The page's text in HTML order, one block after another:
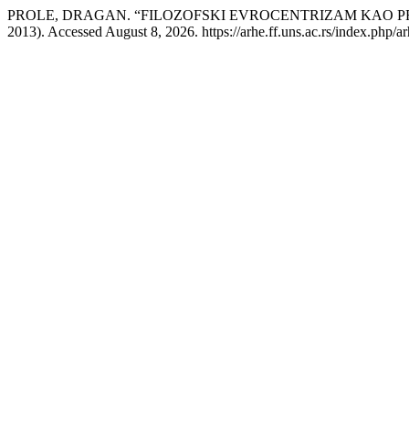
PROLE, DRAGAN. “FILOZOFSKI EVROCENTRIZAM KAO
2013). Accessed August 8, 2026. https://arhe.ff.uns.ac.rs/index.php/